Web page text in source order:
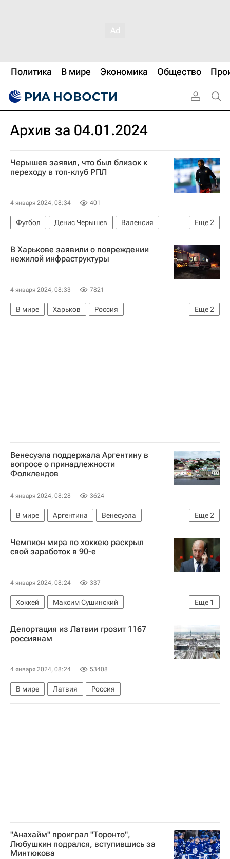
Политика В мире Экономика Общество
Архив за 04.01.2024
Черышев заявил, что был близок к
переходу в топ-клуб РПЛ
4 января 2024, 08:34 401
Еще2
Футбол Денис Черышев
Валенсия
Венеция
Севилья
В Харькове заявили о повреждении
нежилой инфраструктуры
4 января 2024, 08:33 7821
Еще2
В мире Харьков
Россия
Дмитрий Песков
Вооруженные силы Украины
Венесуэла поддержала Аргентину в
вопросе о принадлежности
Фолклендов
4 января 2024, 08:28 3624
Еще2
В мире Аргентина
Венесуэла
Великобритания
Фолклендские острова
Чемпион мира по хоккею раскрыл
свой заработок в 90-е
4 января 2024, 08:24 337
Еще 1
Хоккей
Максим Сушинский
СКА (Санкт-Петербург)
Депортация из Латвии грозит 1167
россиянам
4 января 2024, 08:24 53408
В мире Латвия Россия
"Анахайм" проиграл "Торонто",
Любушкин подрался, вступившись за
Минтюкова